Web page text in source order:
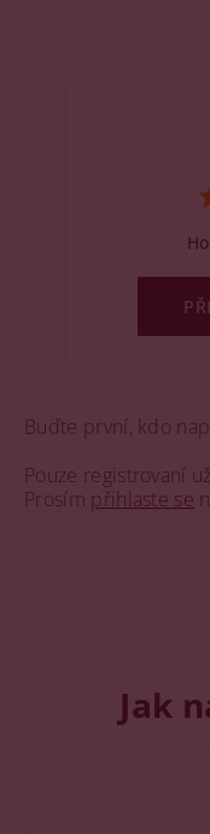
Buďte první, kdo
Pouze registrovaní
Prosím přihlaste se
Jak